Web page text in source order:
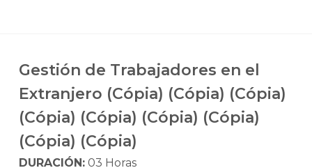
Gestión de Trabajadores en el
Extranjero (Cópia) (Cópia) (Cópia)
(Cópia) (Cópia) (Cópia) (Cópia)
(Cópia) (Cópia)
DURACIÓN:03 Horas